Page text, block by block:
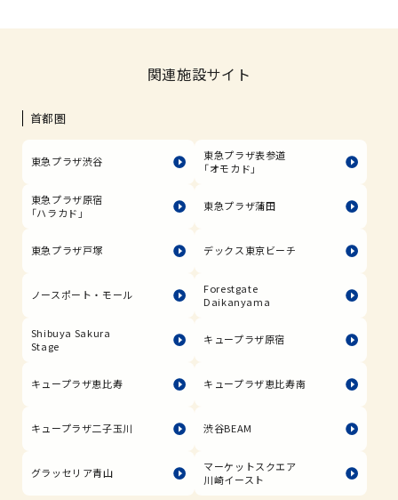
関連施設サイト
首都圏
東急プラザ渋谷
東急プラザ表参道
「オモカド」
東急プラザ原宿
「ハラカド」
東急プラザ蒲田
東急プラザ戸塚 デックス東京ビーチ
ノースポート・モール
Forestgate
Daikanyama
Shibuya Sakura
Stage
キュープラザ原宿
キュープラザ恵比寿 キュープラザ恵比寿南
キュープラザ二子玉川 渋谷BEAM
グラッセリア青山
マーケットスクエア
川崎イースト